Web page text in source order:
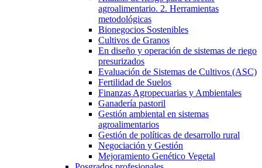
agroalimentario. 2. Herramientas
metodológicas
Bionegocios Sostenibles
Cultivos de Granos
En diseño y operación de sistemas de riego
presurizados
Evaluación de Sistemas de Cultivos (ASC)
Fertilidad de Suelos
Finanzas Agropecuarias y Ambientales
Ganadería pastoril
Gestión ambiental en sistemas
agroalimentarios
Gestión de políticas de desarrollo rural
Negociación y Gestión
Mejoramiento Genético Vegetal